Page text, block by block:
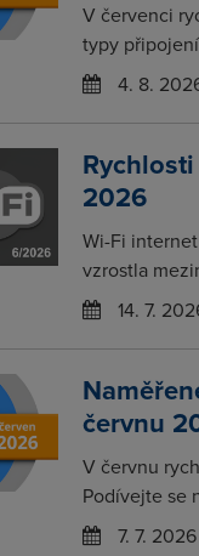
V červenci
typy
4. 8.
2026
Wi-Fi
vzrostla
14. 7.
červnu
V červnu
Podívejte se
7. 7. 2026